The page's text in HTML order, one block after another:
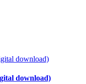
download)